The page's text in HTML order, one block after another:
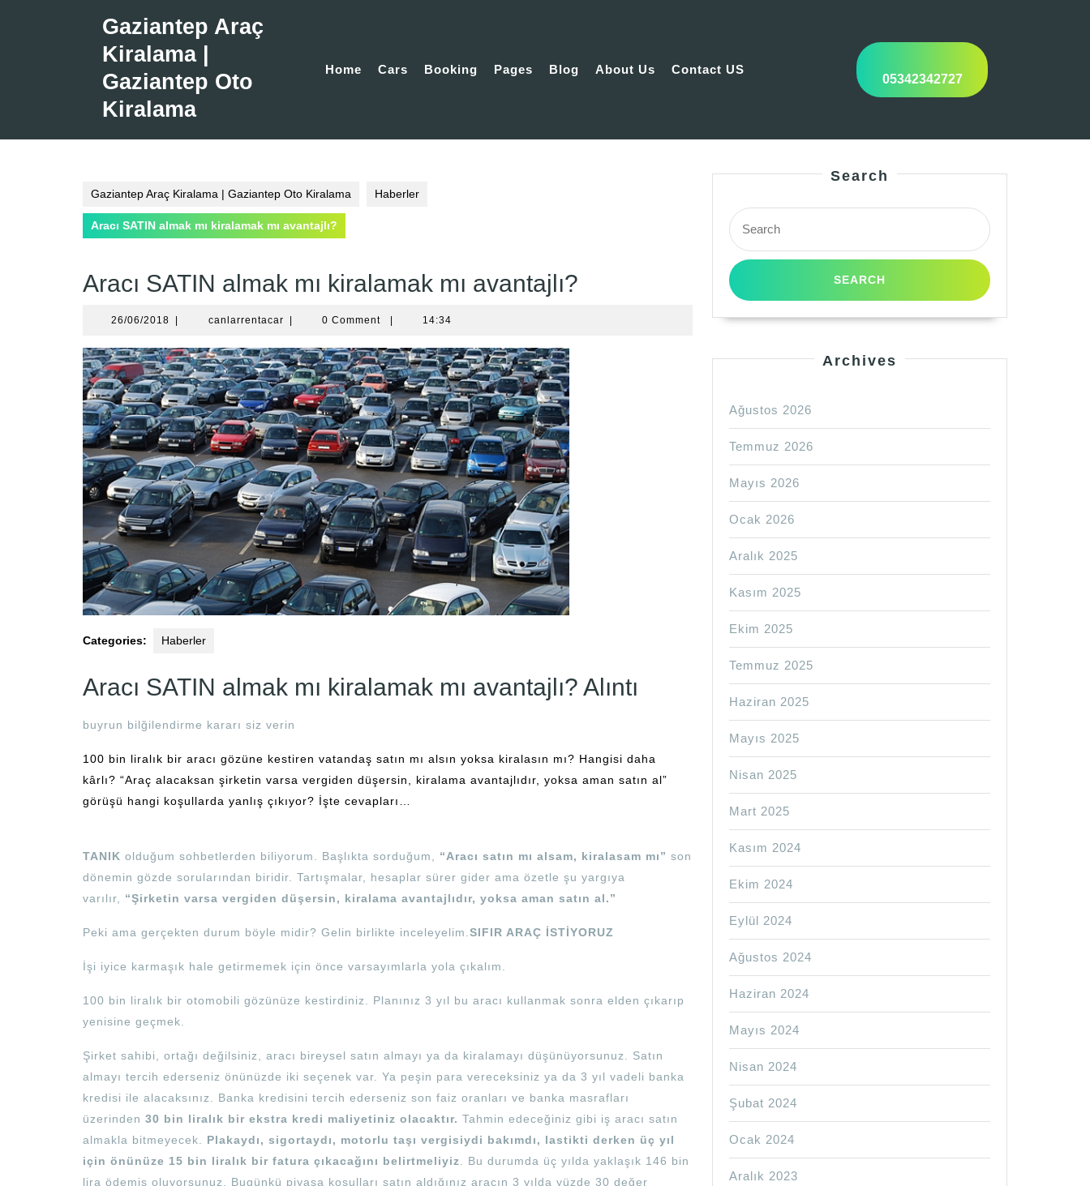
Gaziantep Araç
Kiralama |
Gaziantep Oto
Kiralama
Home Cars Booking Pages Blog About Us Contact US
05342342727
Gaziantep Araç Kiralama | Gaziantep Oto Kiralama Haberler
Aracı SATIN almak mı kiralamak mı avantajlı?
Aracı SATIN almak mı kiralamak mı avantajlı?
26/06/2018 26/06/2018canlarrentacarcanlarrentacar
0 Comment 14:34
Categories: Haberler
Aracı SATIN almak mı kiralamak mı avantajlı? Alıntı
buyrun bilğilendirme kararı siz verin
100 bin liralık bir aracı gözüne kestiren vatandaş satın mı alsın yoksa kiralasın mı? Hangisi daha
kârlı? “Araç alacaksan şirketin varsa vergiden düşersin, kiralama avantajlıdır, yoksa aman satın al”
görüşü hangi koşullarda yanlış çıkıyor? İşte cevapları…
TANIK olduğum sohbetlerden biliyorum. Başlıkta sorduğum, “Aracı satın mı alsam, kiralasam mı” son
dönemin gözde sorularından biridir. Tartışmalar, hesaplar sürer gider ama özetle şu yargıya
varılır, “Şirketin varsa vergiden düşersin, kiralama avantajlıdır, yoksa aman satın al.”
Peki ama gerçekten durum böyle midir? Gelin birlikte inceleyelim. SIFIR ARAÇ İSTİYORUZ
İşi iyice karmaşık hale getirmemek için önce varsayımlarla yola çıkalım.
100 bin liralık bir otomobili gözünüze kestirdiniz. Planınız 3 yıl bu aracı kullanmak sonra elden çıkarıp
yenisine geçmek.
Şirket sahibi, ortağı değilsiniz, aracı bireysel satın almayı ya da kiralamayı düşünüyorsunuz. Satın
almayı tercih ederseniz önünüzde iki seçenek var. Ya peşin para vereceksiniz ya da 3 yıl vadeli banka
kredisi ile alacaksınız. Banka kredisini tercih ederseniz son faiz oranları ve banka masrafları
üzerinden 30 bin liralık bir ekstra kredi maliyetiniz olacaktır. Tahmin edeceğiniz gibi iş aracı satın
almakla bitmeyecek. Plakaydı, sigortaydı, motorlu taşı vergisiydi bakımdı, lastikti derken üç yıl
için önünüze 15 bin liralık bir fatura çıkacağını belirtmeliyiz
. Bu durumda üç yılda yaklaşık 146 bin
lira ödemiş oluyorsunuz. Bugünkü piyasa koşulları satın aldığınız aracın 3 yılda yüzde 30 değer
Search
Search
for:
Archives
Ağustos 2026
Temmuz 2026
Mayıs 2026
Ocak 2026
Aralık 2025
Kasım 2025
Ekim 2025
Temmuz 2025
Haziran 2025
Mayıs 2025
Nisan 2025
Mart 2025
Kasım 2024
Ekim 2024
Eylül 2024
Ağustos 2024
Haziran 2024
Mayıs 2024
Nisan 2024
Şubat 2024
Ocak 2024
Aralık 2023